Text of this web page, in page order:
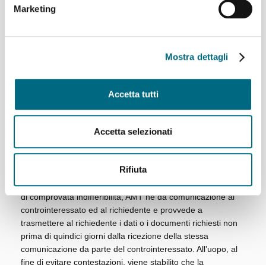
Marketing
Mostra dettagli
Accetta tutti
Accetta selezionati
Rifiuta
sottoscritta e presentata unitamente alla copia del
AMT è tenuta a dare riscontro alla richiesta con un
controinteressati, che hanno tempo 10 giorni dal
ricevimento della comunicazione da parte degli uffici di AMT
termine, AMT provvede sulla richiesta, accertata la
ricezione della comunicazione.
In caso di accoglimento della richiesta di accesso civico
nonostante l’opposizione del controinteressato, salvi i casi
di comprovata indifferibilità, AMT ne dà comunicazione al
controinteressato ed al richiedente e provvede a
trasmettere al richiedente i dati o i documenti richiesti non
prima di quindici giorni dalla ricezione della stessa
comunicazione da parte del controinteressato. All’uopo, al
fine di evitare contestazioni, viene stabilito che la